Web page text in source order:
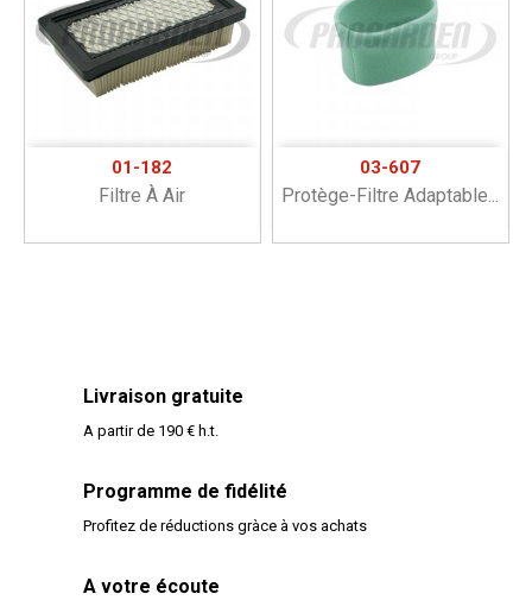
01-182
Filtre À Air
03-607
Protège-Filtre Adaptable...
Livraison gratuite
A partir de 190 € h.t.
Programme de fidélité
Profitez de réductions gràce à vos achats
A votre écoute